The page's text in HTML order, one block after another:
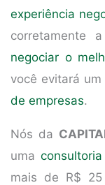
experiência
corretamente
negociar o
você evitará um
de empresas.
Nós da
uma
mais de R$